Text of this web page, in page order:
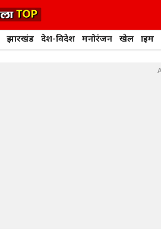
झारखंड देश-विदेश मनोरंजन खेल क्राइम